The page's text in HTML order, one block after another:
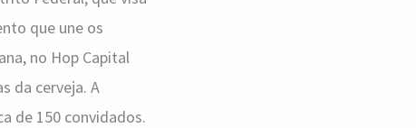
que une os
no Hop Capital
da cerveja. A
de 150 convidados.